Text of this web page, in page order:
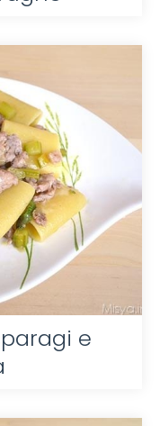
e